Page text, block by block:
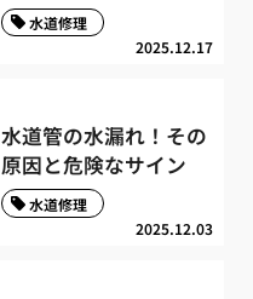
2025.12.17
水道修理
水道管の水漏れ！その
原因と危険なサイン
2025.12.03
水道修理